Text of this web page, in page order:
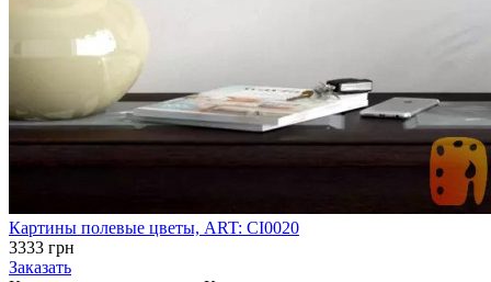
Картины полевые цветы, ART: CI0020
3333 грн
Заказать